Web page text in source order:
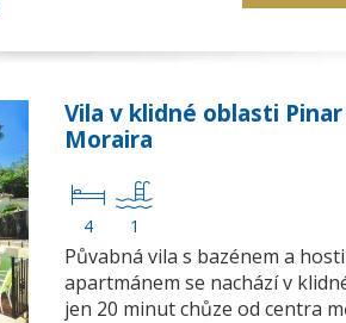
Vila v klidné oblasti
Moraira
4 1
Půvabná vila s bazénem a
apartmánem se nachází v
jen 20 minut chůze od centra